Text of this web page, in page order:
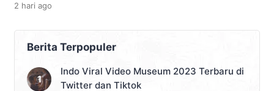
mempersiapkan diri untuk menghadapi
Bahasa Inggris BUMN 2023 tahap 2.
Proses Rekrutmen Bersama BUMN
2023 telah memasuki tahap
pengumuman TKD (Tes Kemampuan
Dasar) tahap 1. Tes online […]
2 hari ago
Berita Terpopuler
Indo Viral Video Museum 2023 Terbaru di
Twitter dan Tiktok